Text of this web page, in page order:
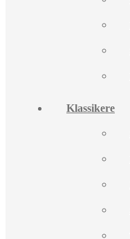
Klassikere